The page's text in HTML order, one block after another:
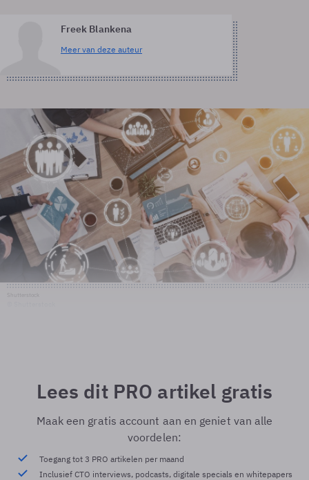
Freek Blankena
Meer van deze auteur
Lees dit PRO artikel gratis
Maak een gratis account aan en geniet van alle
voordelen:
Toegang tot 3 PRO artikelen per maand
Inclusief CTO interviews, podcasts, digitale specials en whitepapers